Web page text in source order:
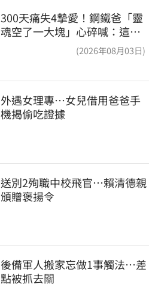
300天痛失4摯愛！鋼鐵爸「靈
魂空了一大塊」心碎喊：這輩
(2026年08月03日)
外遇女理專…女兒借用爸爸手
機揭偷吃證據
送別2殉職中校飛官…賴清德親
頒贈褒揚令
後備軍人搬家忘做1事觸法…差
點被抓去關